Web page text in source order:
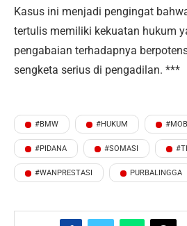
Kasus ini menjadi pengingat
tertulis memiliki kekuatan hukum
pengabaian terhadapnya
sengketa serius di pengadilan. ***
#BMW #HUKUM
#PIDANA #SOMASI
#WANPRESTASI PURBALINGGA